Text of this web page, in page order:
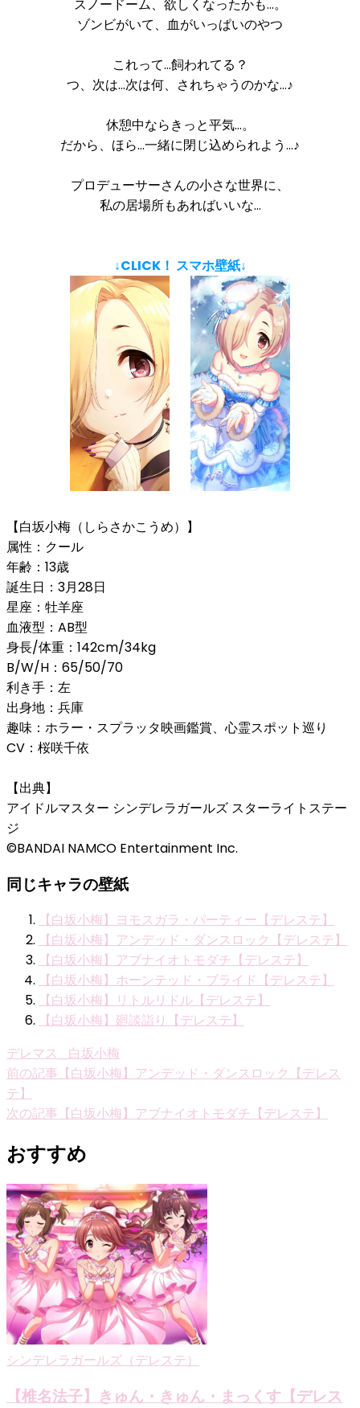
スノードーム、欲しくなったかも…。
ゾンビがいて、血がいっぱいのやつ
これって…飼われてる？
つ、次は…次は何、されちゃうのかな…♪
休憩中ならきっと平気…。
だから、ほら…一緒に閉じ込められよう…♪
プロデューサーさんの小さな世界に、
私の居場所もあればいいな…
↓CLICK！ スマホ壁紙↓
【白坂小梅（しらさかこうめ）】
属性：クール
年齢：13歳
誕生日：3月28日
星座：牡羊座
血液型：AB型
身長/体重：142cm/34kg
B/W/H：65/50/70
利き手：左
出身地：兵庫
趣味：ホラー・スプラッタ映画鑑賞、心霊スポット巡り
CV：桜咲千依
【出典】
アイドルマスター シンデレラガールズ スターライトステー
ジ
©BANDAI NAMCO Entertainment Inc.
同じキャラの壁紙
【白坂小梅】ヨモスガラ・パーティー【デレステ】
【白坂小梅】アンデッド・ダンスロック【デレステ】
【白坂小梅】アブナイオトモダチ【デレステ】
【白坂小梅】ホーンテッド・ブライド【デレステ】
【白坂小梅】リトルリドル【デレステ】
【白坂小梅】廻談詣り【デレステ】
デレマス_白坂小梅
投
稿
ビ
ゲ
ー
シ
ョ
ン
前の記事 【白坂小梅】アンデッド・ダンスロック【デレス
テ】
次の記事 【白坂小梅】アブナイオトモダチ【デレステ】
おすすめ
シンデレラガールズ（デレステ）
【椎名法子】きゅん・きゅん・まっくす【デレス